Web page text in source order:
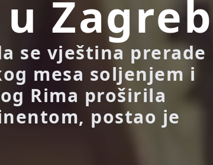
se vještina prerade
mesa soljenjem i
Rima proširila
postao je